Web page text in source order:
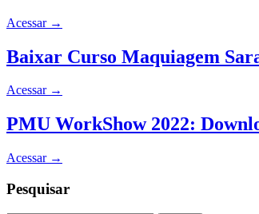
Acessar →
Baixar Curso Maquiagem
Acessar →
PMU WorkShow 2022:
Acessar →
Pesquisar